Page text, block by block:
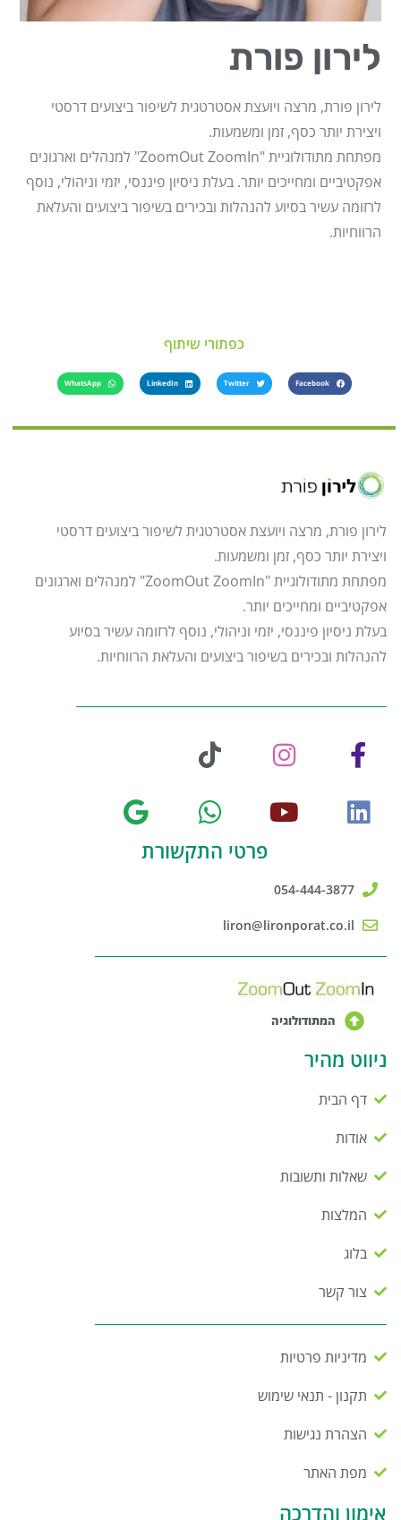
לירון פורת
לירון פורת, מרצה ויועצת אסטרטגית לשיפור ביצועים דרסטי
ויצירת יותר כסף, זמן ומשמעות.
מפתחת מתודולוגיית "ZoomOut ZoomIn" למנהלים וארגונים
אפקטיביים ומחייכים יותר. בעלת ניסיון פיננסי, יזמי וניהולי, נוסף
לרזומה עשיר בסיוע להנהלות ובכירים בשיפור ביצועים והעלאת
הרווחיות.
כפתורי שיתוף
Facebook
Twitter
LinkedIn
WhatsApp
לירון פורת, מרצה ויועצת אסטרטגית לשיפור ביצועים דרסטי
ויצירת יותר כסף, זמן ומשמעות.
מפתחת מתודולוגיית "ZoomOut ZoomIn" למנהלים וארגונים
אפקטיביים ומחייכים יותר.
בעלת ניסיון פיננסי, יזמי וניהולי, נוסף לרזומה עשיר בסיוע
להנהלות ובכירים בשיפור ביצועים והעלאת הרווחיות.
פרטי התקשורת
054-444-3877
liron@lironporat.co.il
המתודולוגיה
ניווט מהיר
דף הבית
אודות
שאלות ותשובות
המלצות
בלוג
צור קשר
מדיניות פרטיות
תקנון - תנאי שימוש
הצהרת נגישות
מפת האתר
אימון והדרכה